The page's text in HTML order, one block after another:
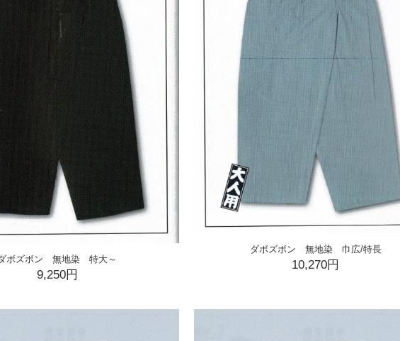
ボズボン 無地染 特大～
9,250円
ダボズボン 無地染 巾広/特長
10,270円